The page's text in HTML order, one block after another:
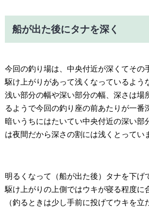
船が出た後にタナを深く
今回の釣り場は、中央付近が深くてその
駆け上がりがあって浅くなっているよう
浅い部分の幅や深い部分の幅、深さは場
るようで今回の釣り座の前あたりが一番
暗いうちにはたいてい中央付近の深い部
は夜間だから深さの割には浅くとってい
明るくなって（船が出た後）タナを下げ
駆け上がりの上側ではウキが寝る程度に
（釣るときは少し手前に投げてウキを立